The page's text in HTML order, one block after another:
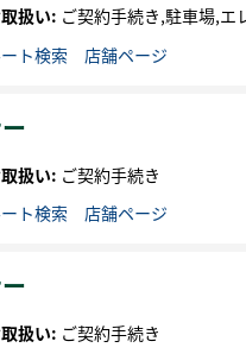
扱い: ご契約手続き,駐車場,エ
ト検索
店舗ページ
扱い: ご契約手続き
ト検索
店舗ページ
扱い: ご契約手続き